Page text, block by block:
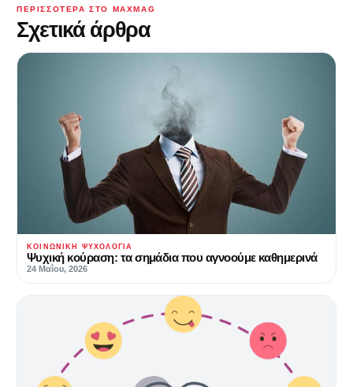
ΠΕΡΙΣΣΌΤΕΡΑ ΣΤΟ MAXMAG
Σχετικά άρθρα
ΚΟΙΝΩΝΙΚΉ ΨΥΧΟΛΟΓΊΑ
Ψυχική κούραση: τα σημάδια που αγνοούμε καθημερινά
24 Μαΐου, 2026